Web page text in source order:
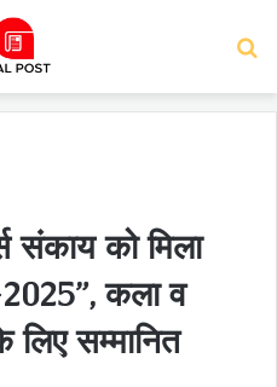
संकाय को मिला
कला व
सम्मानित